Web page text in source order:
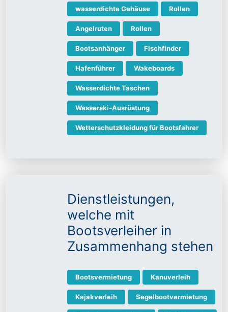
wasserdichte Gehäuse Rollen
Angelruten Rollen
Bootsanhänger Fischfinder
Hafenführer Wakeboards
Wasserdichte Taschen
Wasserski-Ausrüstung
Wetterschutzkleidung für Bootsfahrer
Dienstleistungen,
welche mit
Bootsverleiher in
Zusammenhang stehen
Bootsvermietung Kanuverleih
Kajakverleih Segelbootvermietung